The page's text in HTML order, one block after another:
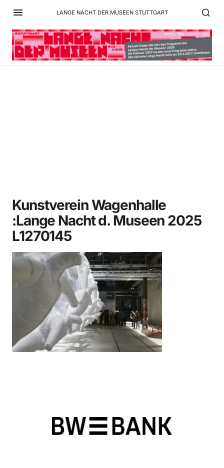
LANGE NACHT DER MUSEEN STUTTGART
Kunstverein Wagenhalle
:Lange Nacht d. Museen 2025
L1270145